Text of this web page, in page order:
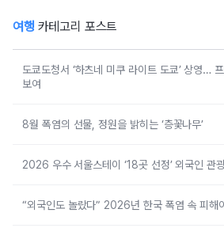
여행 카테고리 포스트
도쿄도청서 ‘하츠네 미쿠 라이트 도쿄’ 상영…
보여
8월 폭염의 선물, 정원을 밝히는 ‘층꽃나무’
2026 우수 서울스테이 ‘18곳 선정’ 외국인 관광
“외국인도 놀랐다” 2026년 한국 폭염 속 피해